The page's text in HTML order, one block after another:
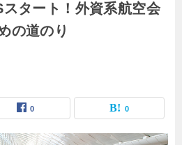
タート！外資系航空会
の道のり
0 0